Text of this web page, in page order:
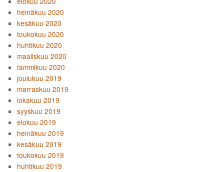
heinäkuu 2020
kesäkuu 2020
toukokuu 2020
huhtikuu 2020
maaliskuu 2020
tammikuu 2020
joulukuu 2019
marraskuu 2019
lokakuu 2019
syyskuu 2019
elokuu 2019
heinäkuu 2019
kesäkuu 2019
toukokuu 2019
huhtikuu 2019